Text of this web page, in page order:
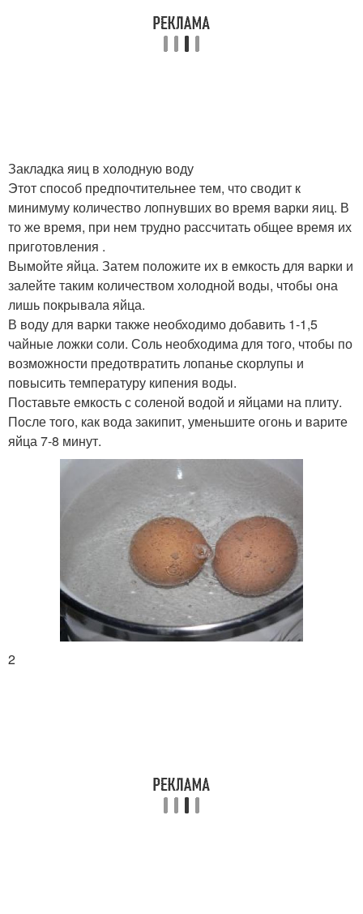
Закладка яиц в холодную воду
Этот способ предпочтительнее тем, что сводит к
минимуму количество лопнувших во время варки яиц. В
то же время, при нем трудно рассчитать общее время их
приготовления .
Вымойте яйца. Затем положите их в емкость для варки и
залейте таким количеством холодной воды, чтобы она
лишь покрывала яйца.
В воду для варки также необходимо добавить 1-1,5
чайные ложки соли. Соль необходима для того, чтобы по
возможности предотвратить лопанье скорлупы и
повысить температуру кипения воды.
Поставьте емкость с соленой водой и яйцами на плиту.
После того, как вода закипит, уменьшите огонь и варите
яйца 7-8 минут.
2